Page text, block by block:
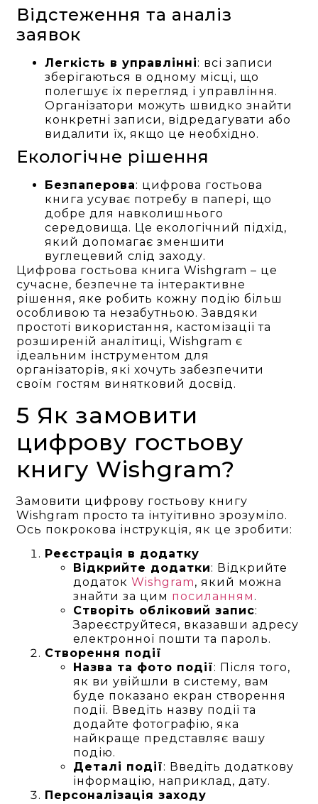
Відстеження та аналіз
заявок
Легкість в управлінні: всі записи
зберігаються в одному місці, що
полегшує їх перегляд і управління.
Організатори можуть швидко знайти
конкретні записи, відредагувати або
видалити їх, якщо це необхідно.
Екологічне рішення
Безпаперова: цифрова гостьова
книга усуває потребу в папері, що
добре для навколишнього
середовища. Це екологічний підхід,
який допомагає зменшити
вуглецевий слід заходу.
Цифрова гостьова книга Wishgram – це
сучасне, безпечне та інтерактивне
рішення, яке робить кожну подію більш
особливою та незабутньою. Завдяки
простоті використання, кастомізації та
розширеній аналітиці, Wishgram є
ідеальним інструментом для
організаторів, які хочуть забезпечити
своїм гостям винятковий досвід.
5 Як замовити
цифрову гостьову
книгу Wishgram?
Замовити цифрову гостьову книгу
Wishgram просто та інтуїтивно зрозуміло.
Ось покрокова інструкція, як це зробити:
Реєстрація в додатку
Відкрийте додатки: Відкрийте
додатокWishgram, який можна
знайти за цим посиланням .
Створіть обліковий запис:
Зареєструйтеся, вказавши адресу
електронної пошти та пароль.
Створення події
Назва та фото події: Після того,
як ви увійшли в систему, вам
буде показано екран створення
події. Введіть назву події та
додайте фотографію, яка
найкраще представляє вашу
подію.
Деталі події: Введіть додаткову
інформацію, наприклад, дату.
Персоналізація заходу